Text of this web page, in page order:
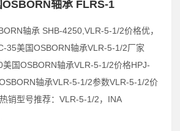
轴承 FLRS-1
轴承 SHB-4250,VLR-5-1/2价格优，
35美国OSBORN轴承VLR-5-1/2厂家
国OSBORN轴承VLR-5-1/2价格HPJ-
轴承VLR-5-1/2参数VLR-5-1/2价
销型号推荐：VLR-5-1/2，INA